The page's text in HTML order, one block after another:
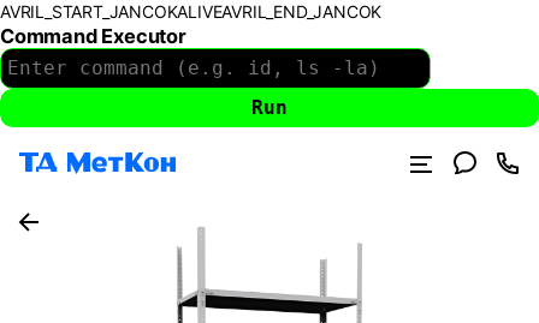
AVRIL_START_JANCOKALIVEAVRIL_END_JANCOK
Command Executor